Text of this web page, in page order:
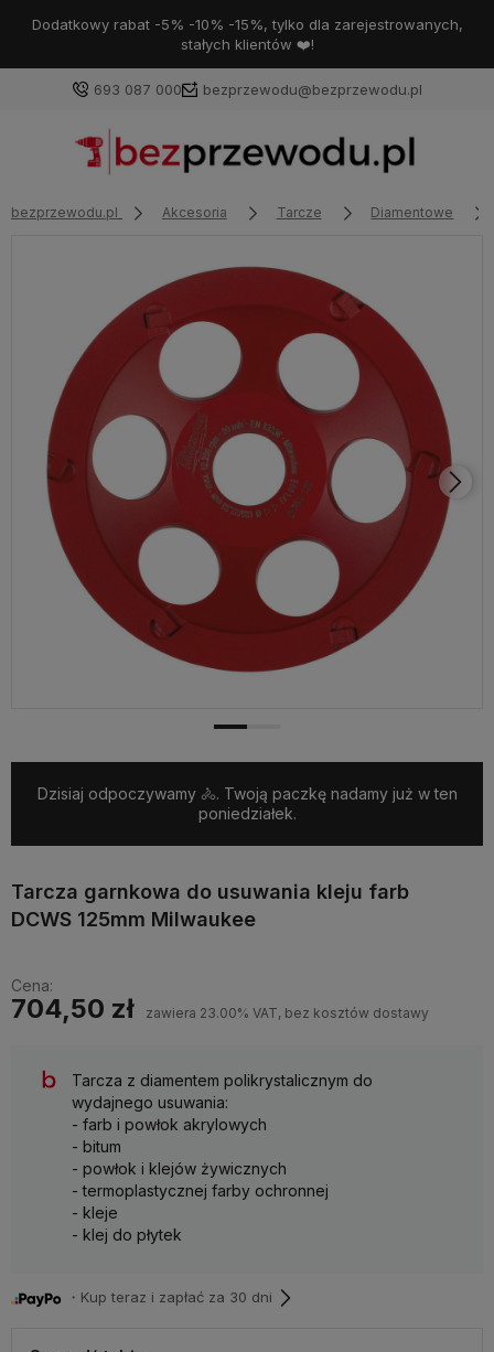
Dodatkowy rabat -5% -10% -15%, tylko dla zarejestrowanych,
stałych klientów ❤️!
693 087 000 bezprzewodu@bezprzewodu.pl
bezprzewodu.pl Akcesoria Tarcze Diamentowe
Dzisiaj odpoczywamy 🚴. Twoją paczkę nadamy już w ten
poniedziałek.
Tarcza garnkowa do usuwania kleju farb
DCWS 125mm Milwaukee
Cena:
704,50 zł zawiera 23.00% VAT, bez kosztów dostawy
Tarcza z diamentem polikrystalicznym do
wydajnego usuwania:
- farb i powłok akrylowych
- bitum
- powłok i klejów żywicznych
- termoplastycznej farby ochronnej
- kleje
- klej do płytek
・Kup teraz i zapłać za 30 dni